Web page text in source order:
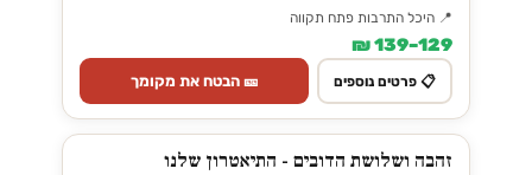
📍 היכל התרבות פתח תקווה
129–139 ₪
📋 פרטים נוספים 🎫 הבטח את מקומך
זהבה ושלושת הדובים - התיאטרון שלנו